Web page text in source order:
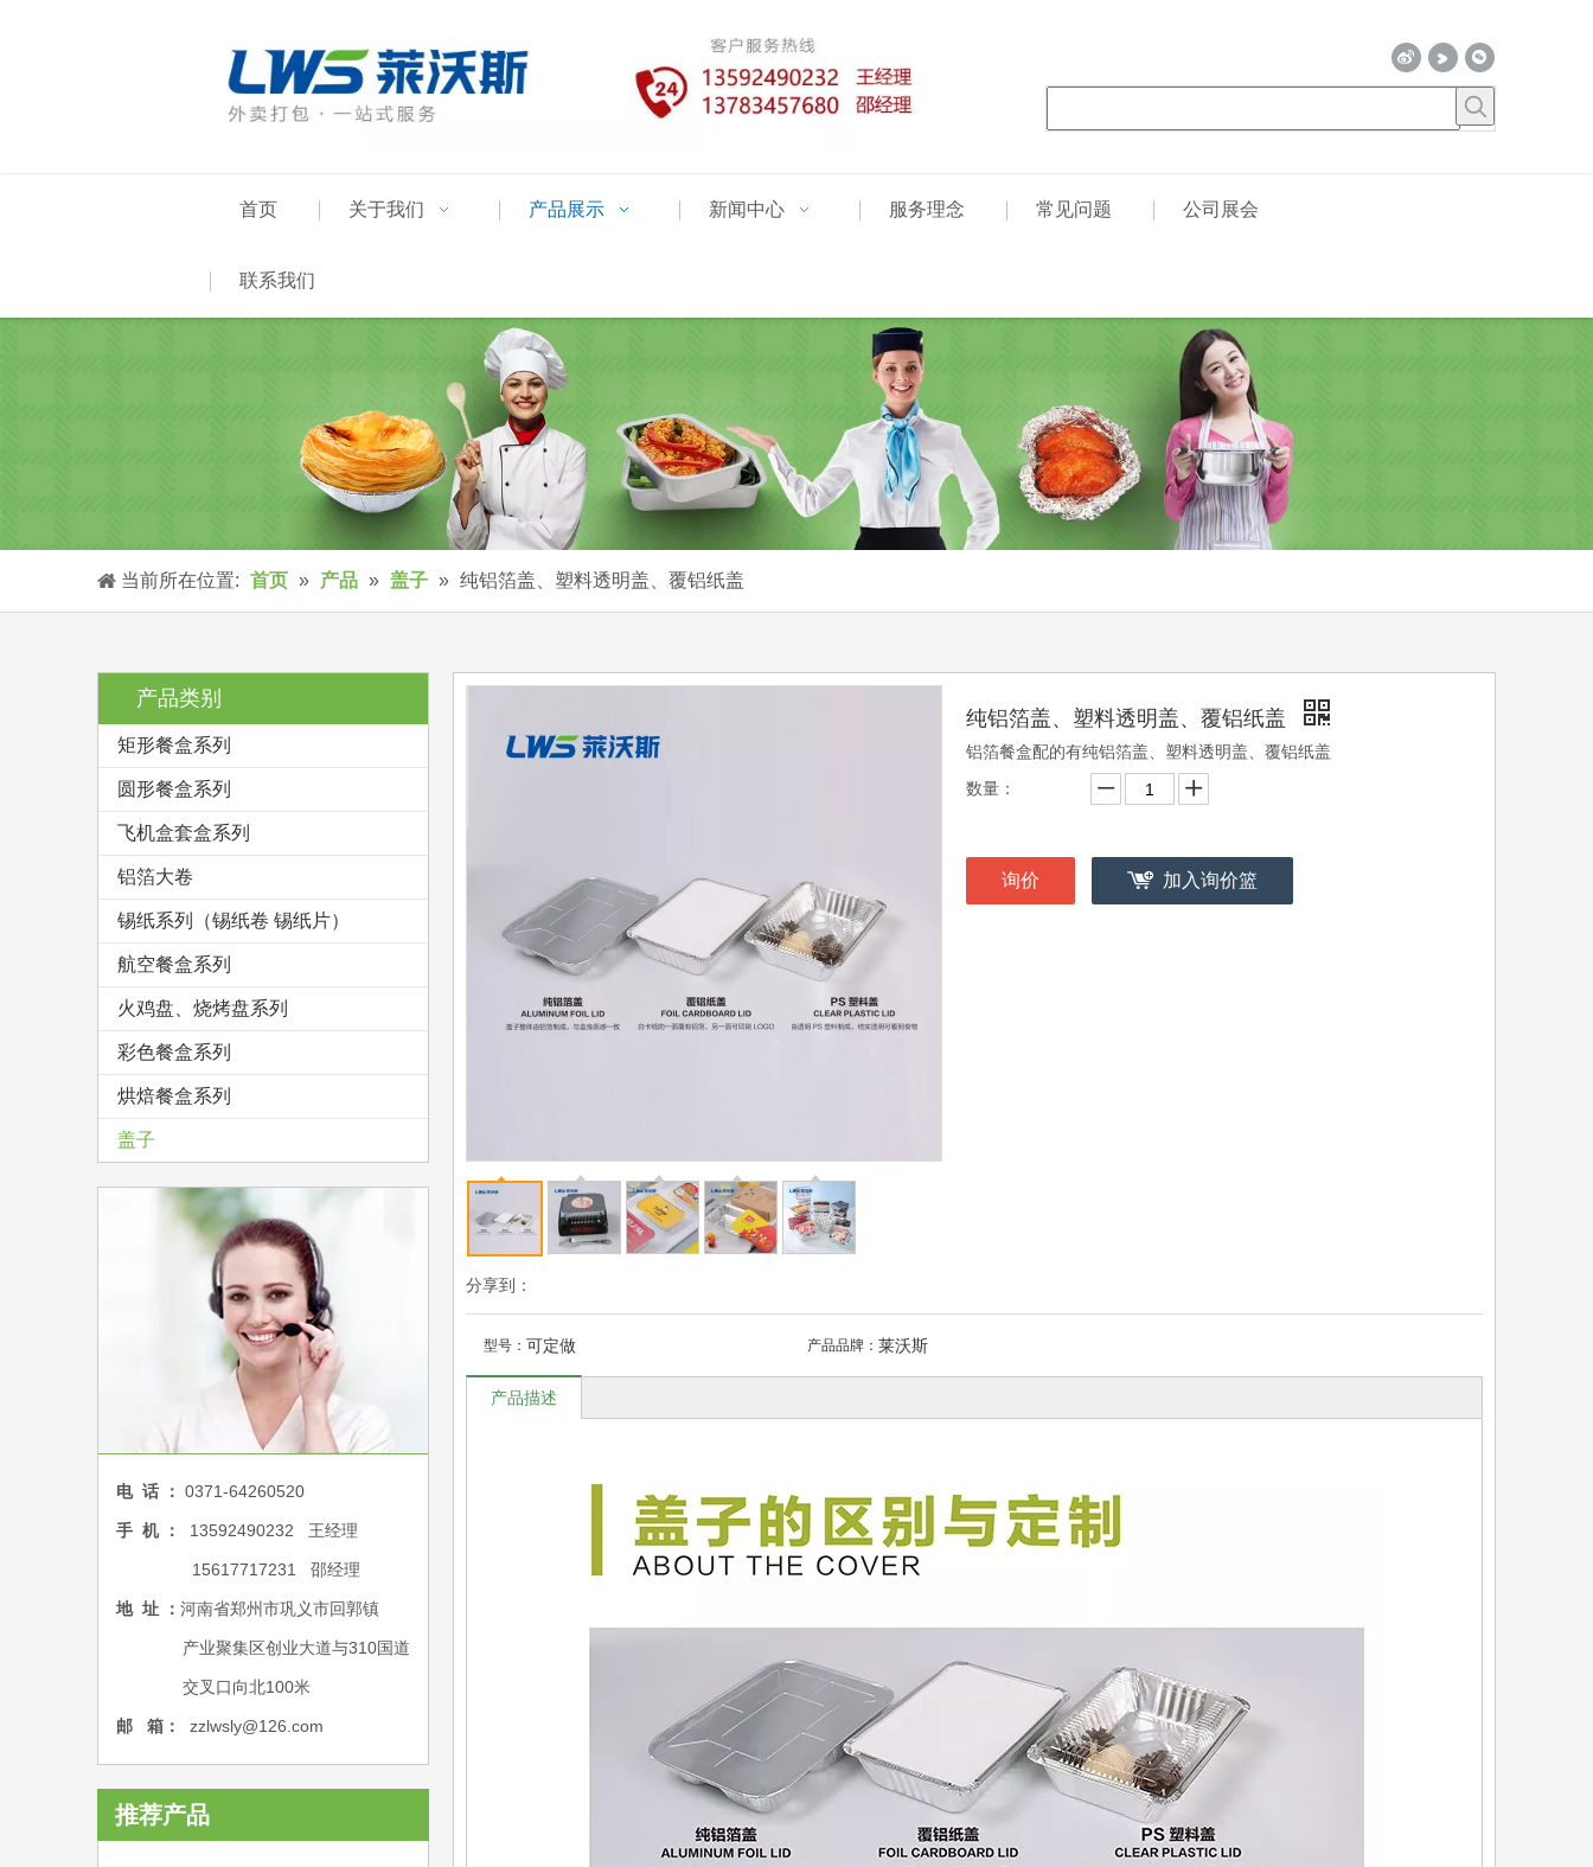
首页 关于我们 产品展示 新闻中心 服务理念 常见问题 公司展会
联系我们
当前所在位置: 首页 » 产品 » 盖子 » 纯铝箔盖、塑料透明盖、覆铝纸盖
产品类别
矩形餐盒系列
圆形餐盒系列
飞机盒套盒系列
铝箔大卷
锡纸系列（锡纸卷 锡纸片）
航空餐盒系列
火鸡盘、烧烤盘系列
彩色餐盒系列
烘焙餐盒系列
盖子
电 话 ： 0371-64260520
手 机 ： 13592490232 王经理
15617717231 邵经理
地 址 ： 河南省郑州市巩义市回郭镇
产业聚集区创业大道与310国道
交叉口向北100米
邮 箱： zzlwsly@126.com
推荐产品
分享到：
纯铝箔盖、塑料透明盖、覆铝纸盖
铝箔餐盒配的有纯铝箔盖、塑料透明盖、覆铝纸盖
数量：
询价 加入询价篮
型号： 可定做 产品品牌：莱沃斯
产品描述